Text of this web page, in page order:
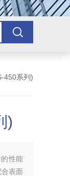
450系列)
)
性能
表面